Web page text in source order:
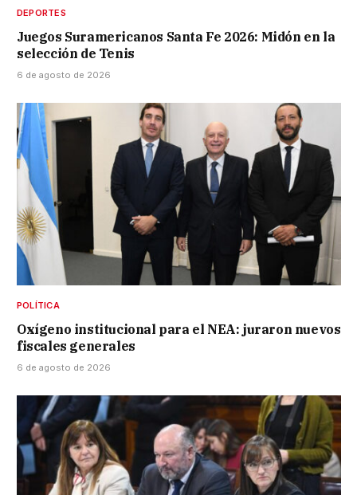
DEPORTES
Juegos Suramericanos Santa Fe 2026: Midón en la
selección de Tenis
6 de agosto de 2026
POLÍTICA
Oxígeno institucional para el NEA: juraron nuevos
fiscales generales
6 de agosto de 2026